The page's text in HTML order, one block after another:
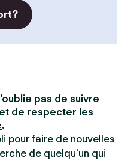
pas de suivre
et de respecter les
.
pour faire de nouvelles
de quelqu'un qui